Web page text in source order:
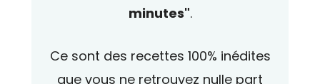
minutes".
Ce sont des recettes 100% inédites
que vous ne retrouvez nulle part